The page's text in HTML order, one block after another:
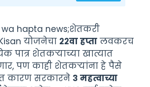
wa hapta news;शेतकरी
योजनेचा २२वा हप्ता लवकरच
पात्र शेतकऱ्याच्या खात्यात
पण काही शेतकऱ्यांना हे पैसे
कारण सरकारने ३ महत्वाच्या